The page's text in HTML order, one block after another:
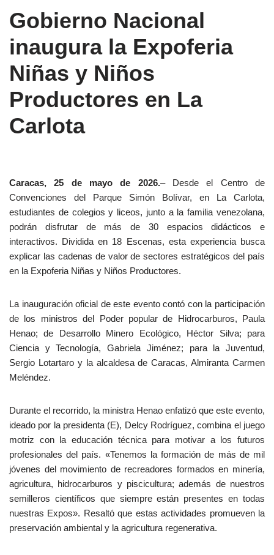
Gobierno Nacional
inaugura la Expoferia
Niñas y Niños
Productores en La
Carlota
Caracas, 25 de mayo de 2026.– Desde el Centro de
Convenciones del Parque Simón Bolívar, en La Carlota,
estudiantes de colegios y liceos, junto a la familia venezolana,
podrán disfrutar de más de 30 espacios didácticos e
interactivos. Dividida en 18 Escenas, esta experiencia busca
explicar las cadenas de valor de sectores estratégicos del país
en la Expoferia Niñas y Niños Productores.
La inauguración oficial de este evento contó con la participación
de los ministros del Poder popular de Hidrocarburos, Paula
Henao; de Desarrollo Minero Ecológico, Héctor Silva; para
Ciencia y Tecnología, Gabriela Jiménez; para la Juventud,
Sergio Lotartaro y la alcaldesa de Caracas, Almiranta Carmen
Meléndez.
Durante el recorrido, la ministra Henao enfatizó que este evento,
ideado por la presidenta (E), Delcy Rodríguez, combina el juego
motriz con la educación técnica para motivar a los futuros
profesionales del país. «Tenemos la formación de más de mil
jóvenes del movimiento de recreadores formados en minería,
agricultura, hidrocarburos y piscicultura; además de nuestros
semilleros científicos que siempre están presentes en todas
nuestras Expos». Resaltó que estas actividades promueven la
preservación ambiental y la agricultura regenerativa.